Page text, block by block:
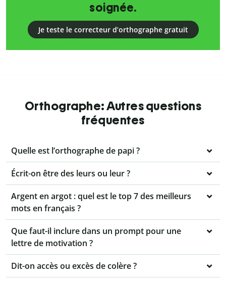
soignée.
Je teste le correcteur d’orthographe gratuit
Orthographe: Autres questions
fréquentes
Quelle est l’orthographe de papi ?
Écrit-on être des leurs ou leur ?
Argent en argot : quel est le top 7 des meilleurs
mots en français ?
Que faut-il inclure dans un prompt pour une
lettre de motivation ?
Dit-on accès ou excès de colère ?